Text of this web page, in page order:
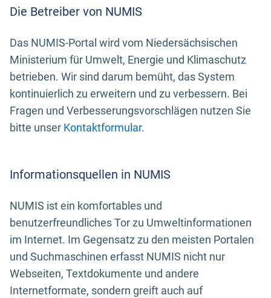
Die Betreiber von NUMIS
Das NUMIS-Portal wird vom Niedersächsischen
Ministerium für Umwelt, Energie und Klimaschutz
betrieben. Wir sind darum bemüht, das System
kontinuierlich zu erweitern und zu verbessern. Bei
Fragen und Verbesserungsvorschlägen nutzen Sie
bitte unser Kontaktformular.
Informationsquellen in NUMIS
NUMIS ist ein komfortables und
benutzerfreundliches Tor zu Umweltinformationen
im Internet. Im Gegensatz zu den meisten Portalen
und Suchmaschinen erfasst NUMIS nicht nur
Webseiten, Textdokumente und andere
Internetformate, sondern greift auch auf